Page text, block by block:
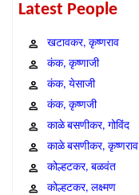
Latest People
खटावकर, कृष्णराव
कंक, कृष्णाजी
कंक, येसाजी
कंक, कृष्णजी
काळे बसणीकर, गोविंद
काळे बसणीकर, कृष्णराव
कोल्हटकर, बळवंत
कोल्हटकर, लक्ष्मण